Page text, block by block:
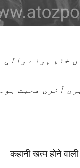
آخری محبت ہو۔
कहानी खत्म होने